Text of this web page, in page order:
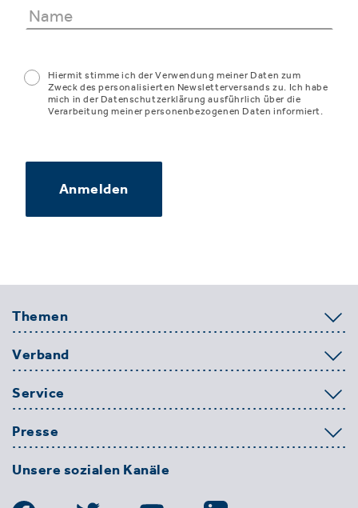
Hiermit stimme ich der Verwendung meiner Daten zum
Zweck des personalisierten Newsletterversands zu. Ich habe
mich in der Datenschutzerklärung ausführlich über die
Verarbeitung meiner personenbezogenen Daten informiert.
Anmelden
Themen
Verband
Service
Presse
Unsere sozialen Kanäle